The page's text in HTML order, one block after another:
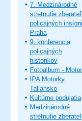
7. Medzinárodné
stretnutie
policajných
Praha
9. konferencia
policajných
historikov
Fotoalbum -
IPA Motorky
Taliansko
Kultúrne podujatia
Medzinárodné
stretnutie